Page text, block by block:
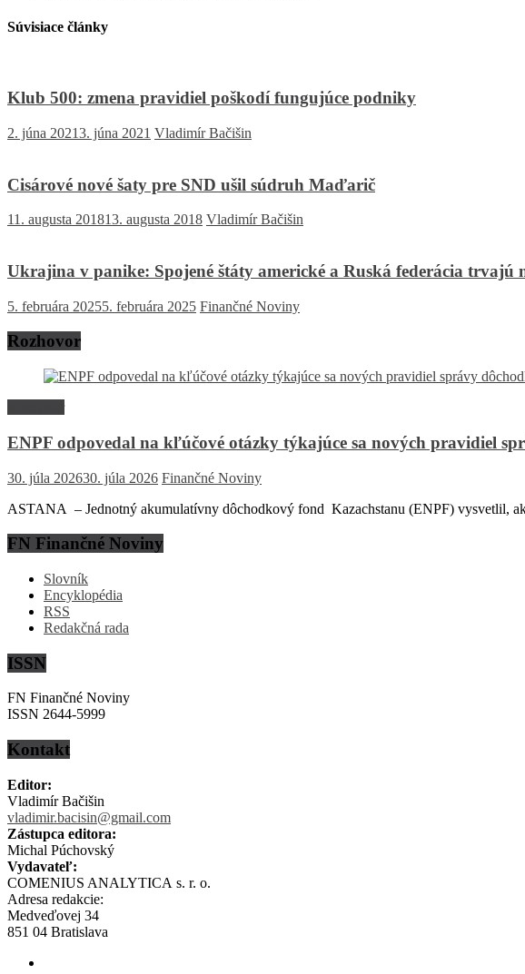
Súvisiace články
Klub 500: zmena pravidiel poškodí fungujúce podniky
2. júna 20213. júna 2021 Vladimír Bačišin
Cisárové nové šaty pre SND ušil súdruh Maďarič
11. augusta 201813. augusta 2018 Vladimír Bačišin
Ukrajina v panike: Spojené štáty americké a Ruská federácia trvajú
5. februára 20255. februára 2025 Finančné Noviny
Rozhovor
ENPF odpovedal na kľúčové otázky týkajúce sa nových pravidiel
30. júla 202630. júla 2026 Finančné Noviny
ASTANA – Jednotný akumulatívny dôchodkový fond Kazachstanu (ENPF) vysvetlil,
FN Finančné Noviny
Slovník
Encyklopédia
RSS
Redakčná rada
ISSN
FN Finančné Noviny
ISSN 2644-5999
Kontakt
Editor:
Vladimír Bačišin
vladimir.bacisin@gmail.com
Zástupca editora:
Michal Púchovský
Vydavateľ:
COMENIUS ANALYTICA s. r. o.
Adresa redakcie:
Medveďovej 34
851 04 Bratislava